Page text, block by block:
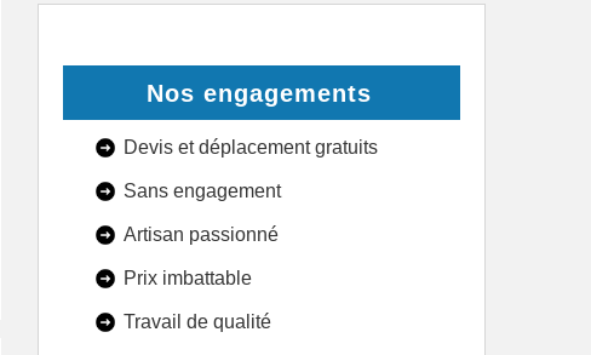
Nos engagements
Devis et déplacement gratuits
Sans engagement
Artisan passionné
Prix imbattable
Travail de qualité